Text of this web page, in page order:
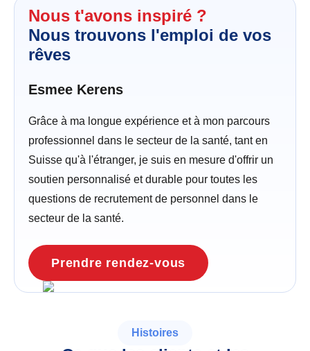
Nous t'avons inspiré ?
Nous trouvons l'emploi de vos
rêves
Esmee Kerens
Grâce à ma longue expérience et à mon parcours
professionnel dans le secteur de la santé, tant en
Suisse qu'à l'étranger, je suis en mesure d'offrir un
soutien personnalisé et durable pour toutes les
questions de recrutement de personnel dans le
secteur de la santé.
Prendre rendez-vous
Histoires